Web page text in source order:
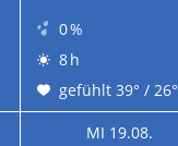
0 %
8 h
gefühlt 39° / 26°
MI 19.08.